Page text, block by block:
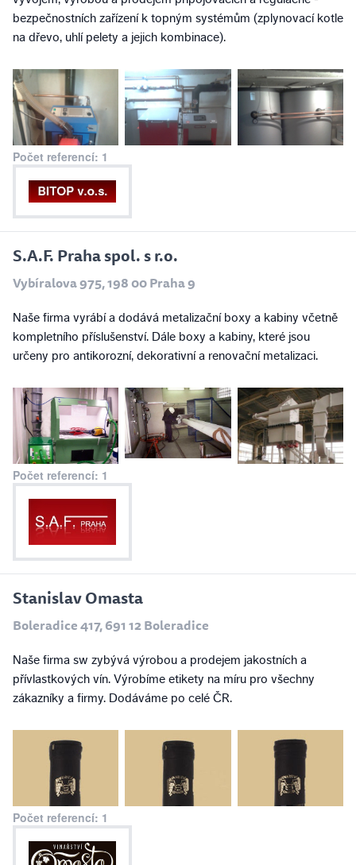
bezpečnostních zařízení k topným systémům (zplynovací kotle
na dřevo, uhlí pelety a jejich kombinace).
Počet referencí: 1
S.A.F. Praha spol. s r.o.
Vybíralova 975, 198 00 Praha 9
Naše firma vyrábí a dodává metalizační boxy a kabiny včetně
kompletního příslušenství. Dále boxy a kabiny, které jsou
určeny pro antikorozní, dekorativní a renovační metalizaci.
Počet referencí: 1
Stanislav Omasta
Boleradice 417, 691 12 Boleradice
Naše firma sw zybývá výrobou a prodejem jakostních a
přívlastkových vín. Výrobíme etikety na míru pro všechny
zákazníky a firmy. Dodáváme po celé ČR.
Počet referencí: 1